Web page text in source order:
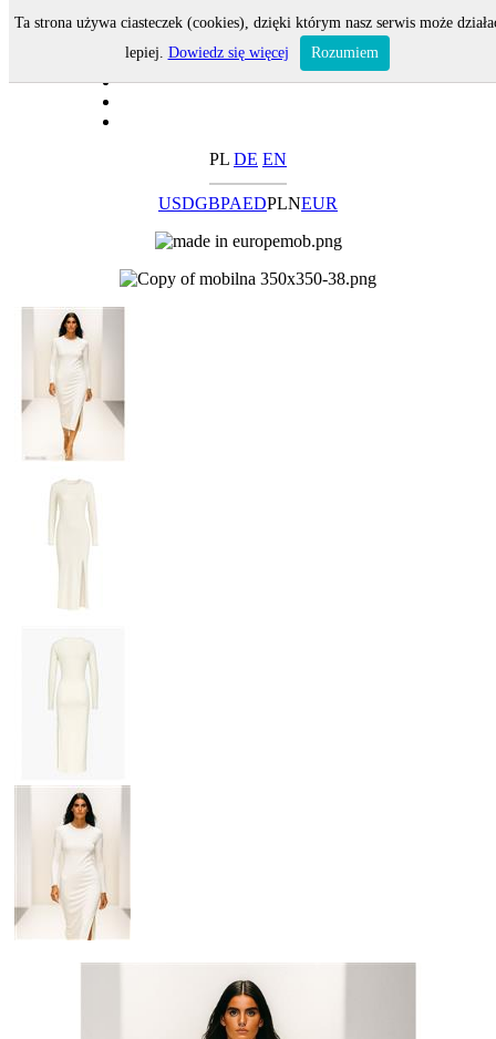
PL DE EN
USDGBPAEDPLNEUR
Ta strona używa ciasteczek (cookies), dzięki którym nasz serwis może
lepiej. Dowiedz się więcej Rozumiem